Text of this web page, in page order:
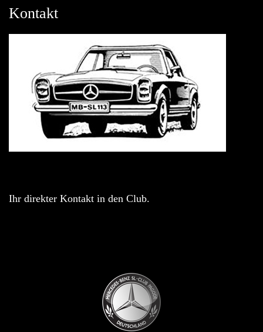
Kontakt
Ihr direkter Kontakt in den Club.